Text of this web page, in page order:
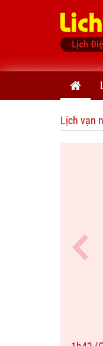
Lịch vạn